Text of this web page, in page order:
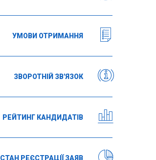
УМОВИ ОТРИМАННЯ
ЗВОРОТНІЙ ЗВ'ЯЗОК
РЕЙТИНГ КАНДИДАТІВ
СТАН РЕЄСТРАЦІЇ ЗАЯВ